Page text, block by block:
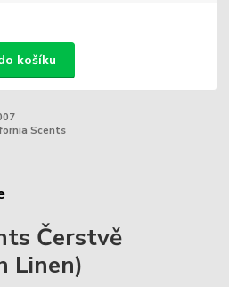
košíku
Scents
Čerstvě
Linen)